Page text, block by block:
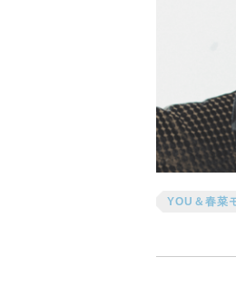
YOU＆春菜